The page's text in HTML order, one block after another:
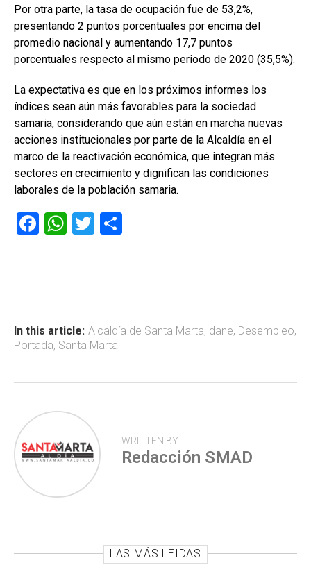
Por otra parte, la tasa de ocupación fue de 53,2%,
presentando 2 puntos porcentuales por encima del
promedio nacional y aumentando 17,7 puntos
porcentuales respecto al mismo periodo de 2020 (35,5%).
La expectativa es que en los próximos informes los
índices sean aún más favorables para la sociedad
samaria, considerando que aún están en marcha nuevas
acciones institucionales por parte de la Alcaldía en el
marco de la reactivación económica, que integran más
sectores en crecimiento y dignifican las condiciones
laborales de la población samaria.
F
ok
W
p
p
T
tir
In this article: Alcaldía de Santa Marta, dane, Desempleo,
Portada, Santa Marta
WRITTEN BY
Redacción SMAD
LAS MÁS LEIDAS